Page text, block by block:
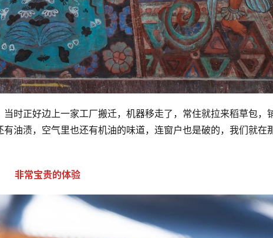
时正好边上一家工厂搬迁，机器移走了，常住就拉来稻草包，
油渍，空气里也还有机油的味道，连窗户也是破的，我们就在
非常宝贵的体验